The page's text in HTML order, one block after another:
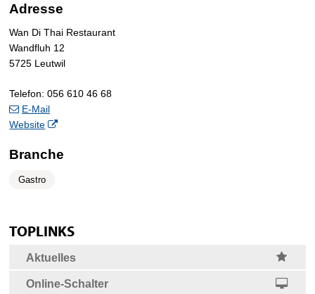
Adresse
Wan Di Thai Restaurant
Wandfluh 12
5725 Leutwil
Telefon:056 610 46 68
E-Mail
Website
Branche
Gastro
zum Seitananfang
Seite drucken
Sidebar
TOPLINKS
Aktuelles
Online-Schalter